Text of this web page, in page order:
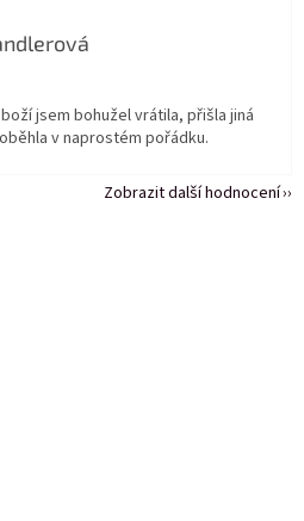
je 5 z 5 hvězdiček.
jsem bohužel vrátila, přišla jiná
v naprostém pořádku.
Zobrazit další hodnocení